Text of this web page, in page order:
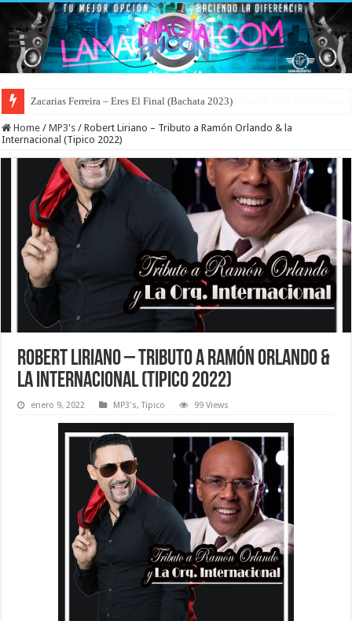
Zacarias Ferreira – Eres El Final (Bachata 2023)
Home / MP3's / Robert Liriano – Tributo a Ramón Orlando & la
Internacional (Tipico 2022)
Robert Liriano – Tributo a Ramón Orlando &
la Internacional (Tipico 2022)
enero 9, 2022 MP3's,Tipico 99 Views